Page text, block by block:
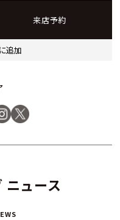
しいナビタイマーはその
、現代に即した改良を加
ドーム型クリスタルで、
とサテン仕上げを交互に
ーン、カッパーの新色を
したことです。そして、
ことも、ノスタルジーを
らず愛されてきました。
も身に着けるこのウォッ
ックなタイムピースであ
ニュース
来店予約
追加